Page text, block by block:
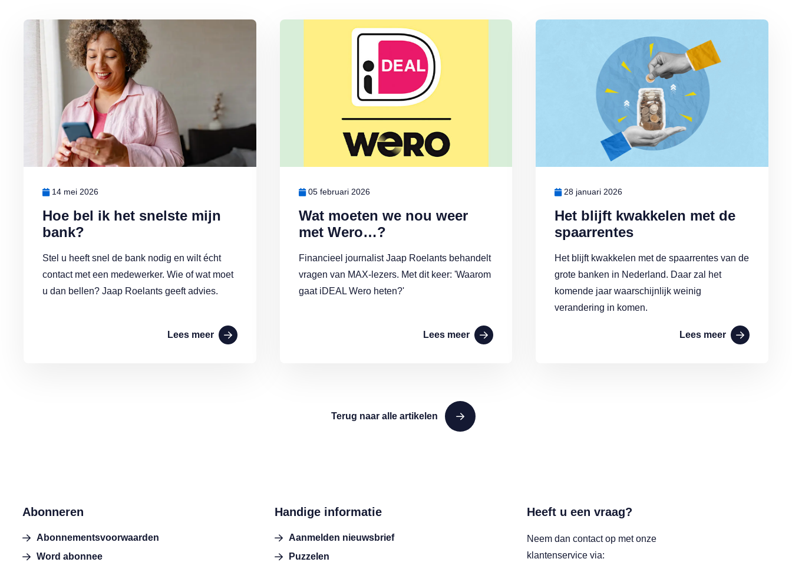
Hoe bel ik het snelste mijn
bank?
14 mei 2026
Stel u heeft snel de bank nodig en wilt écht
contact met een medewerker. Wie of wat moet
u dan bellen? Jaap Roelants geeft advies.
Lees meer
Lees meer over Hoe bel ik het snelste mijn bank?
Wat moeten we nou weer
met Wero…?
05 februari 2026
Financieel journalist Jaap Roelants behandelt
vragen van MAX-lezers. Met dit keer: 'Waarom
gaat iDEAL Wero heten?'
Lees meer
Lees meer over Wat moeten we nou weer met Wero…?
Het blijft kwakkelen met de
spaarrentes
28 januari 2026
Het blijft kwakkelen met de spaarrentes van de
grote banken in Nederland. Daar zal het
komende jaar waarschijnlijk weinig
verandering in komen.
Lees meer
Lees meer over Het blijft kwakkelen met de spaarrentes
Terug naar alle artikelen
Abonneren
Abonnementsvoorwaarden
Word abonnee
Handige informatie
Aanmelden nieuwsbrief
Puzzelen
Heeft u een vraag?
Neem dan contact op met onze
klantenservice via: